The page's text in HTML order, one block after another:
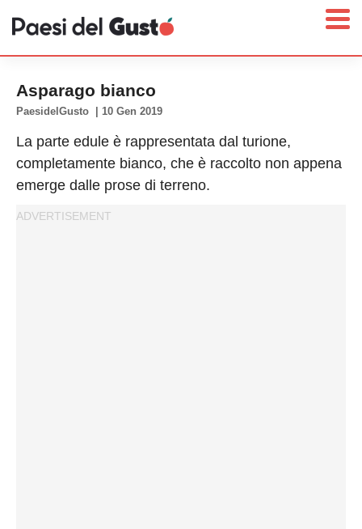
Home
News
Interviste
Territori
Asparago bianco
PaesidelGusto 10 Gen 2019
La parte edule è rappresentata dal turione,
completamente bianco, che è raccolto non appena
emerge dalle prose di terreno.